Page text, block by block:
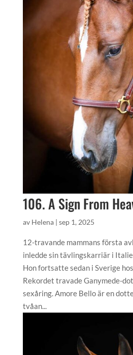
106. A Sign From
av Helena| sep 1, 2025
12-travande mammans första
inledde sin tävlingskarriär i
Hon fortsatte sedan i Sverige
Rekordet travade Ganymede-
sexåring. Amore Bello är en
tvåan...